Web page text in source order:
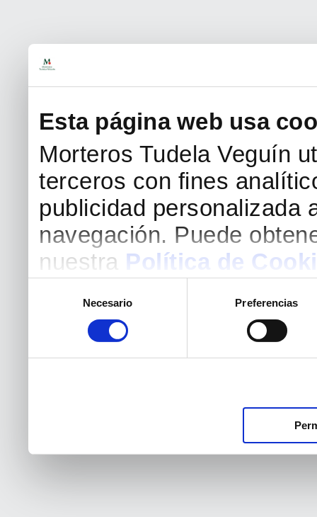
Esta página web usa
Morteros Tudela Veguín
terceros con fines
publicidad personalizada
navegación. Puede
nuestra Política de
consentimiento
Necesario Preferencias